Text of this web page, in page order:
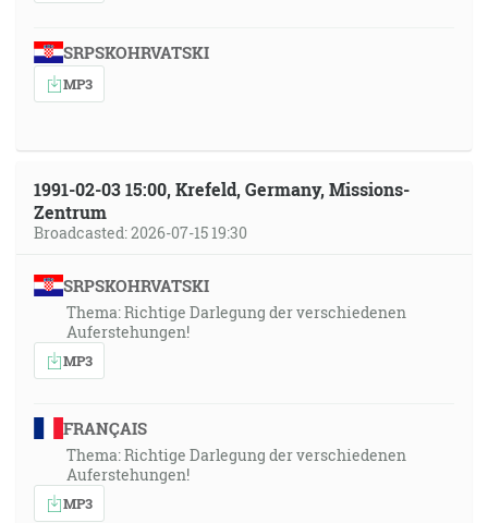
SRPSKOHRVATSKI
MP3
1991-02-03 15:00, Krefeld, Germany, Missions-
Zentrum
Broadcasted: 2026-07-15 19:30
SRPSKOHRVATSKI
Thema: Richtige Darlegung der verschiedenen
Auferstehungen!
MP3
FRANÇAIS
Thema: Richtige Darlegung der verschiedenen
Auferstehungen!
MP3